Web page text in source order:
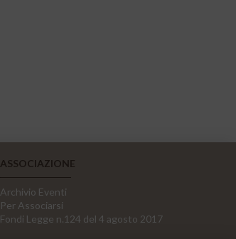
ASSOCIAZIONE
Archivio Eventi
Per Associarsi
Fondi Legge n.124 del 4 agosto 2017